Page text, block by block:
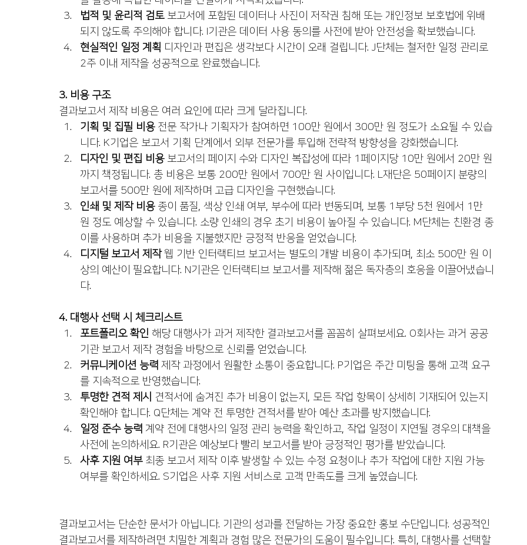
법적 및 윤리적 검토 보고서에 포함된 데이터나 사진이 저작권 침해 또는 개인정보 보호법에 위배
되지 않도록 주의해야 합니다. I기관은 데이터 사용 동의를 사전에 받아 안전성을 확보했습니다.
현실적인 일정 계획 디자인과 편집은 생각보다 시간이 오래 걸립니다. J단체는 철저한 일정 관리로
2주 이내 제작을 성공적으로 완료했습니다.
3. 비용 구조
결과보고서 제작 비용은 여러 요인에 따라 크게 달라집니다.
기획 및 집필 비용 전문 작가나 기획자가 참여하면 100만 원에서 300만 원 정도가 소요될 수 있습
니다. K기업은 보고서 기획 단계에서 외부 전문가를 투입해 전략적 방향성을 강화했습니다.
디자인 및 편집 비용 보고서의 페이지 수와 디자인 복잡성에 따라 1페이지당 10만 원에서 20만 원
까지 책정됩니다. 총 비용은 보통 200만 원에서 700만 원 사이입니다. L재단은 50페이지 분량의
보고서를 500만 원에 제작하며 고급 디자인을 구현했습니다.
인쇄 및 제작 비용 종이 품질, 색상 인쇄 여부, 부수에 따라 변동되며, 보통 1부당 5천 원에서 1만
원 정도 예상할 수 있습니다. 소량 인쇄의 경우 초기 비용이 높아질 수 있습니다. M단체는 친환경 종
이를 사용하며 추가 비용을 지불했지만 긍정적 반응을 얻었습니다.
디지털 보고서 제작 웹 기반 인터랙티브 보고서는 별도의 개발 비용이 추가되며, 최소 500만 원 이
상의 예산이 필요합니다. N기관은 인터랙티브 보고서를 제작해 젊은 독자층의 호응을 이끌어냈습니
다.
4. 대행사 선택 시 체크리스트
포트폴리오 확인 해당 대행사가 과거 제작한 결과보고서를 꼼꼼히 살펴보세요. O회사는 과거 공공
기관 보고서 제작 경험을 바탕으로 신뢰를 얻었습니다.
커뮤니케이션 능력 제작 과정에서 원활한 소통이 중요합니다. P기업은 주간 미팅을 통해 고객 요구
를 지속적으로 반영했습니다.
투명한 견적 제시 견적서에 숨겨진 추가 비용이 없는지, 모든 작업 항목이 상세히 기재되어 있는지
확인해야 합니다. Q단체는 계약 전 투명한 견적서를 받아 예산 초과를 방지했습니다.
일정 준수 능력 계약 전에 대행사의 일정 관리 능력을 확인하고, 작업 일정이 지연될 경우의 대책을
사전에 논의하세요. R기관은 예상보다 빨리 보고서를 받아 긍정적인 평가를 받았습니다.
사후 지원 여부 최종 보고서 제작 이후 발생할 수 있는 수정 요청이나 추가 작업에 대한 지원 가능
여부를 확인하세요. S기업은 사후 지원 서비스로 고객 만족도를 크게 높였습니다.
결과보고서는 단순한 문서가 아닙니다. 기관의 성과를 전달하는 가장 중요한 홍보 수단입니다. 성공적인
결과보고서를 제작하려면 치밀한 계획과 경험 많은 전문가의 도움이 필수입니다. 특히, 대행사를 선택할